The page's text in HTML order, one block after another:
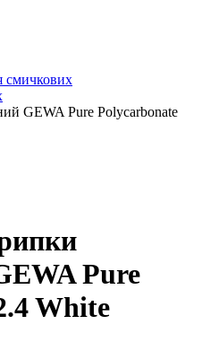
смичкових
GEWA Pure Polycarbonate
Pure
White